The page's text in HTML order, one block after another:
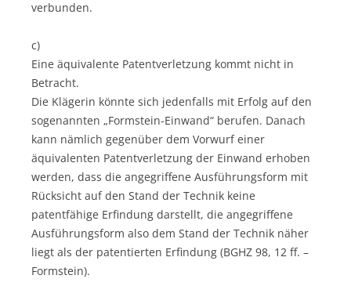
verbunden.
c)
Eine äquivalente Patentverletzung kommt nicht in
Betracht.
Die Klägerin könnte sich jedenfalls mit Erfolg auf den
sogenannten „Formstein-Einwand“ berufen. Danach
kann nämlich gegenüber dem Vorwurf einer
äquivalenten Patentverletzung der Einwand erhoben
werden, dass die angegriffene Ausführungsform mit
Rücksicht auf den Stand der Technik keine
patentfähige Erfindung darstellt, die angegriffene
Ausführungsform also dem Stand der Technik näher
liegt als der patentierten Erfindung (BGHZ 98, 12 ff. –
Formstein).